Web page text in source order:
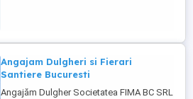
Angajam Dulgheri si Fierari
Santiere Bucuresti
Angajăm Dulgher Societatea FIMA BC SRL